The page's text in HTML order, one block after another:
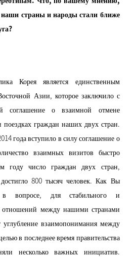
наши страны и народы стали ближе
Корея является единственным
Азии, которое заключило с
соглашение о взаимной отмене
граждан наших двух стран.
года вступило в силу соглашение о
взаимных визитов быстро
году число граждан двух стран,
800 тысяч человек. Как Вы
в вопросе, для стабильного и
отношений между нашими странами
углубление взаимопонимания между
в последнее время правительства
несколько важных инициатив.